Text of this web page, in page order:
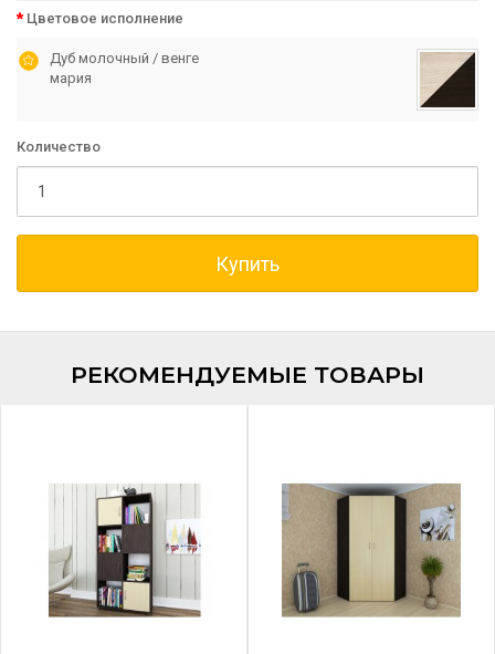
Цветовое исполнение
Дуб молочный / венге
мария
Количество
Купить
РЕКОМЕНДУЕМЫЕ ТОВАРЫ